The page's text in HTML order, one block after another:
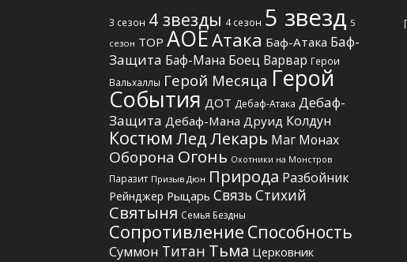
3 сезон 4 звезды 4 сезон 5 звезд 5
сезон TOP АОЕАтака Баф-Атака Баф-
Защита Баф-Мана Боец Варвар Герои
Вальхаллы Герой Месяца Герой
События ДОТ Дебаф-Атака Дебаф-
Защита Дебаф-Мана Друид Колдун
Костюм ЛедЛекарь Маг Монах
Оборона Огонь Охотники на Монстров
Паразит Призыв Дюн Природа Разбойник
Рейнджер Рыцарь Связь Стихий
Святыня Семья Бездны
Сопротивление Способность
Суммон Титан Тьма Церковник